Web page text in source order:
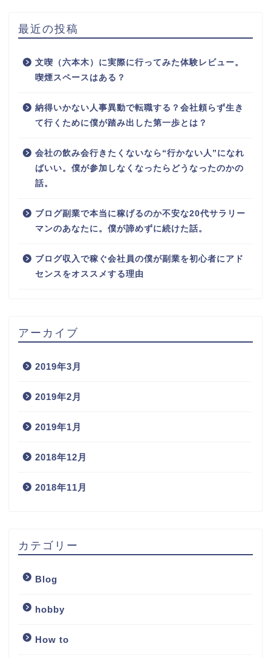
最近の投稿
文喫（六本木）に実際に行ってみた体験レビュー。
喫煙スペースはある？
納得いかない人事異動で転職する？会社頼らず生き
て行くために僕が踏み出した第一歩とは？
会社の飲み会行きたくないなら“行かない人”になれ
ばいい。僕が参加しなくなったらどうなったのかの
話。
ブログ副業で本当に稼げるのか不安な20代サラリー
マンのあなたに。僕が諦めずに続けた話。
ブログ収入で稼ぐ会社員の僕が副業を初心者にアド
センスをオススメする理由
アーカイブ
2019年3月
2019年2月
2019年1月
2018年12月
2018年11月
カテゴリー
Blog
hobby
How to